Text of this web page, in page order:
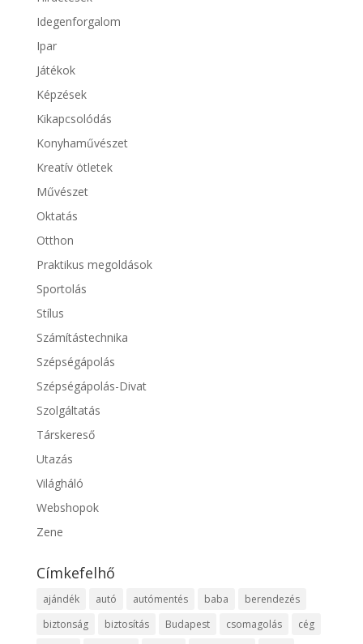
Idegenforgalom
Ipar
Játékok
Képzések
Kikapcsolódás
Konyhaművészet
Kreatív ötletek
Művészet
Oktatás
Otthon
Praktikus megoldások
Sportolás
Stílus
Számítástechnika
Szépségápolás
Szépségápolás-Divat
Szolgáltatás
Társkereső
Utazás
Világháló
Webshopok
Zene
Címkefelhő
ajándék autó autómentés baba
berendezés
biztonság
biztosítás Budapest csomagolás
cég